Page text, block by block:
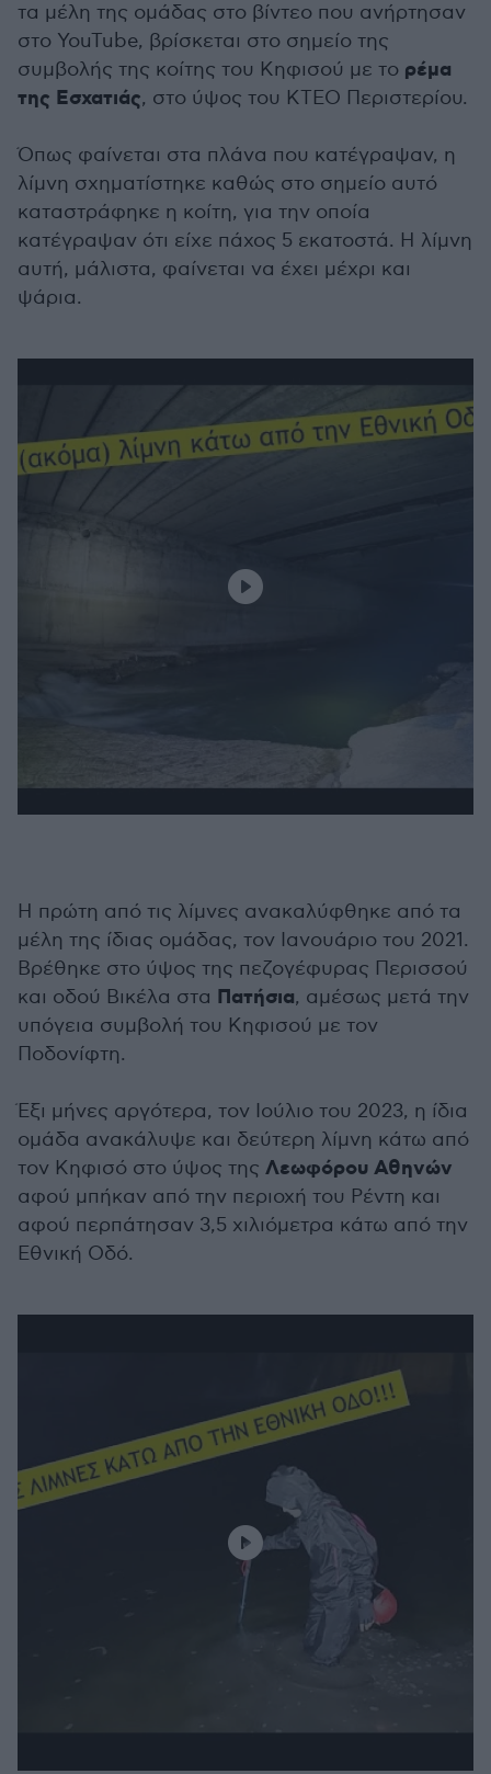
τα μέλη της ομάδας στο βίντεο που ανήρτησαν
στο YouTube, βρίσκεται στο σημείο της
συμβολής της κοίτης του Κηφισού με το ρέμα
της Εσχατιάς, στο ύψος του ΚΤΕΟ Περιστερίου.
Όπως φαίνεται στα πλάνα που κατέγραψαν, η
λίμνη σχηματίστηκε καθώς στο σημείο αυτό
καταστράφηκε η κοίτη, για την οποία
κατέγραψαν ότι είχε πάχος 5 εκατοστά. Η λίμνη
αυτή, μάλιστα, φαίνεται να έχει μέχρι και
ψάρια.
Η πρώτη από τις λίμνες ανακαλύφθηκε από τα
μέλη της ίδιας ομάδας, τον Ιανουάριο του 2021.
Βρέθηκε στο ύψος της πεζογέφυρας Περισσού
και οδού Βικέλα στα Πατήσια, αμέσως μετά την
υπόγεια συμβολή του Κηφισού με τον
Ποδονίφτη.
Έξι μήνες αργότερα, τον Ιούλιο του 2023, η ίδια
ομάδα ανακάλυψε και δεύτερη λίμνη κάτω από
τον Κηφισό στο ύψος της Λεωφόρου Αθηνών
αφού μπήκαν από την περιοχή του Ρέντη και
αφού περπάτησαν 3,5 χιλιόμετρα κάτω από την
Εθνική Οδό.